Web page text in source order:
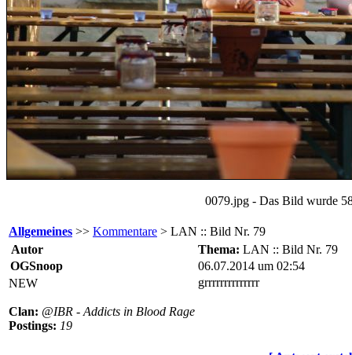
0079.jpg - Das Bild wurde
Allgemeines >> Kommentare > LAN :: Bild Nr. 79
Autor
Thema: LAN :: Bild Nr. 79
OGSnoop
06.07.2014 um 02:54
NEW
Clan: @IBR - Addicts in Blood Rage
Postings: 19
grrrrrrrrrrrrrr